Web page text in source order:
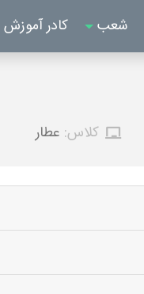
شعب کادر آموزش
کلاس: عطار